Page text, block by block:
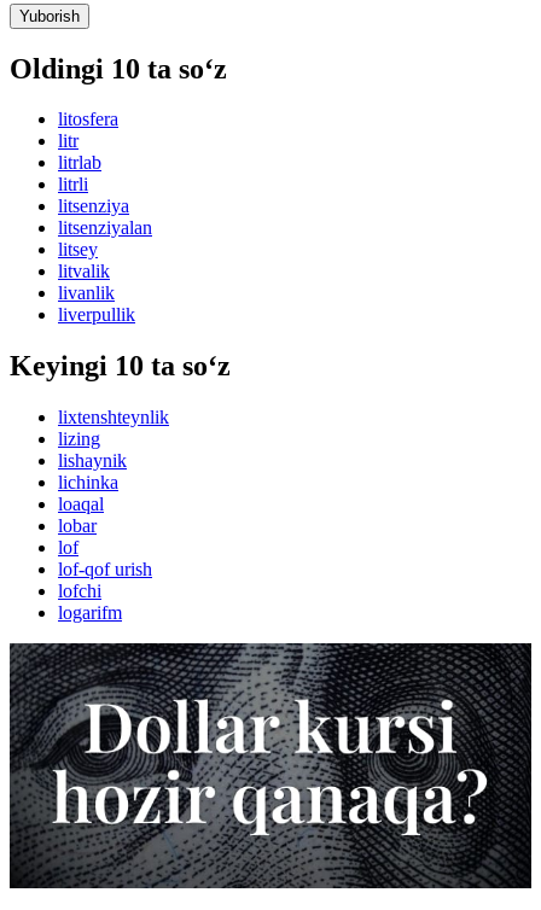
Yuborish
Oldingi 10 ta so‘z
litosfera
litr
litrlab
litrli
litsenziya
litsenziyalan
litsey
litvalik
livanlik
liverpullik
Keyingi 10 ta so‘z
lixtenshteynlik
lizing
lishaynik
lichinka
loaqal
lobar
lof
lof-qof urish
lofchi
logarifm